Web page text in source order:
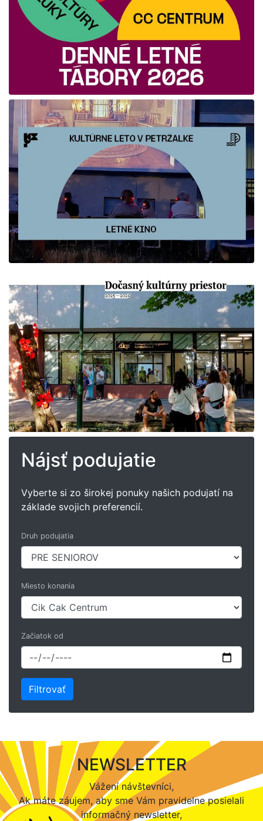
Nájsť podujatie
Vyberte si zo širokej ponuky našich podujatí na
základe svojich preferencií.
Druh podujatia
Miesto konania
Začiatok od
NEWSLETTER
Vážení návštevníci,
Ak máte záujem, aby sme Vám pravidelne posielali
informačný newsletter,